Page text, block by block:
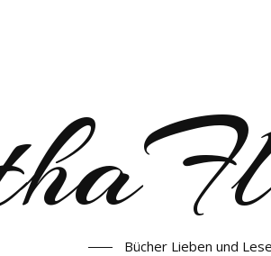
Bücher Lieben und